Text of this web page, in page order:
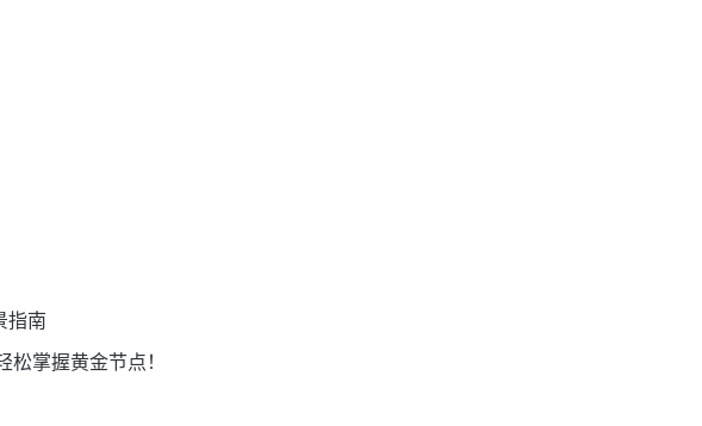
指南
掌握黄金节点！